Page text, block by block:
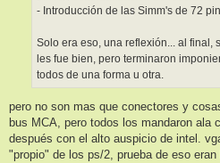
- Introducción de las Simm's de 72
Solo era eso, una reflexión... al final,
les fue bien, pero terminaron
todos de una forma u otra.
pero no son mas que conectores y
bus MCA, pero todos los mandaron ala
después con el alto auspicio de intel.
"propio" de los ps/2, prueba de eso